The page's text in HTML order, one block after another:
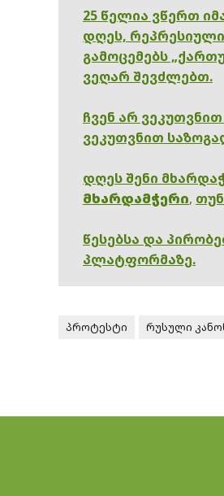
25 წელია ვწერთ
დღეს,
გამოცემებს
ვეღარ შევძლებთ.
ჩვენ არ
ვეკუთვნით
დღეს შენი
მხარდამჭერი,
წესებსა და
პლატფორმაზე.
პროტესტი რუსული